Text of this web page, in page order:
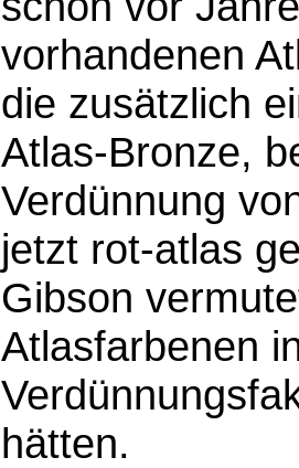
vorhandenen
die zusätzlich
Atlas-Bronze,
Verdünnung
jetzt rot-atlas
Gibson
Atlasfarbenen
hätten.